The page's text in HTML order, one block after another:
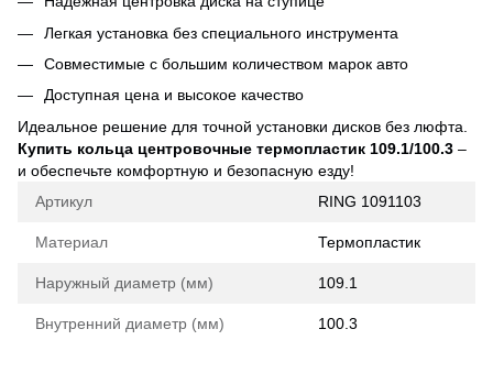
Легкая установка без специального инструмента
Совместимые с большим количеством марок авто
Доступная цена и высокое качество
Идеальное решение для точной установки дисков без люфта.
Купить кольца центровочные термопластик 109.1/100.3 –
и обеспечьте комфортную и безопасную езду!
Артикул
RING 1091103
Материал Термопластик
Наружный диаметр (мм) 109.1
Внутренний диаметр (мм) 100.3